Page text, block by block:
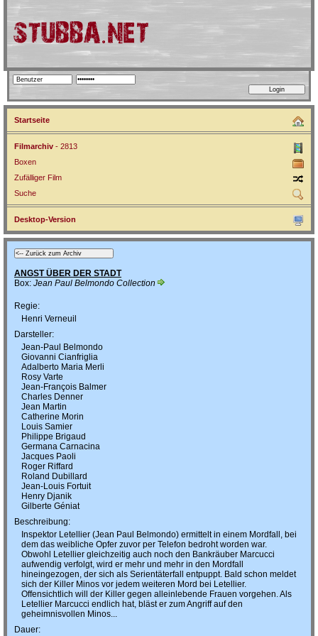
Startseite
Filmarchiv - 2813
Boxen
Zufälliger Film
Suche
Desktop-Version
ANGST ÜBER DER STADT
Box: Jean Paul Belmondo Collection
Regie:
Henri Verneuil
Darsteller:
Jean-Paul Belmondo
Giovanni Cianfriglia
Adalberto Maria Merli
Rosy Varte
Jean-François Balmer
Charles Denner
Jean Martin
Catherine Morin
Louis Samier
Philippe Brigaud
Germana Carnacina
Jacques Paoli
Roger Riffard
Roland Dubillard
Jean-Louis Fortuit
Henry Djanik
Gilberte Géniat
Beschreibung:
Inspektor Letellier (Jean Paul Belmondo) ermittelt in einem Mordfall, bei
dem das weibliche Opfer zuvor per Telefon bedroht worden war.
Obwohl Letellier gleichzeitig auch noch den Bankräuber Marcucci
aufwendig verfolgt, wird er mehr und mehr in den Mordfall
hineingezogen, der sich als Serientäterfall entpuppt. Bald schon meldet
sich der Killer Minos vor jedem weiteren Mord bei Letellier.
Offensichtlich will der Killer gegen alleinlebende Frauen vorgehen. Als
Letellier Marcucci endlich hat, bläst er zum Angriff auf den
geheimnisvollen Minos...
Dauer: